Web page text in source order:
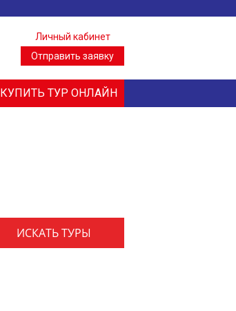
Личный кабинет
Отправить заявку
КУПИТЬ ТУР ОНЛАЙН